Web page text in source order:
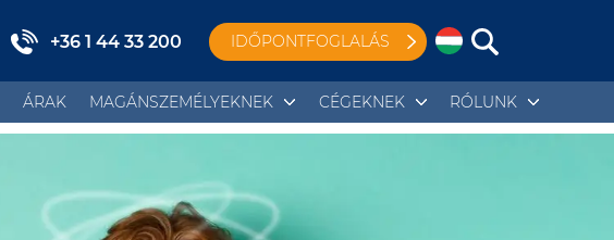
+36 1 44 33 200 IDŐPONTFOGLALÁS
ÁRAK MAGÁNSZEMÉLYEKNEK CÉGEKNEK RÓLUNK